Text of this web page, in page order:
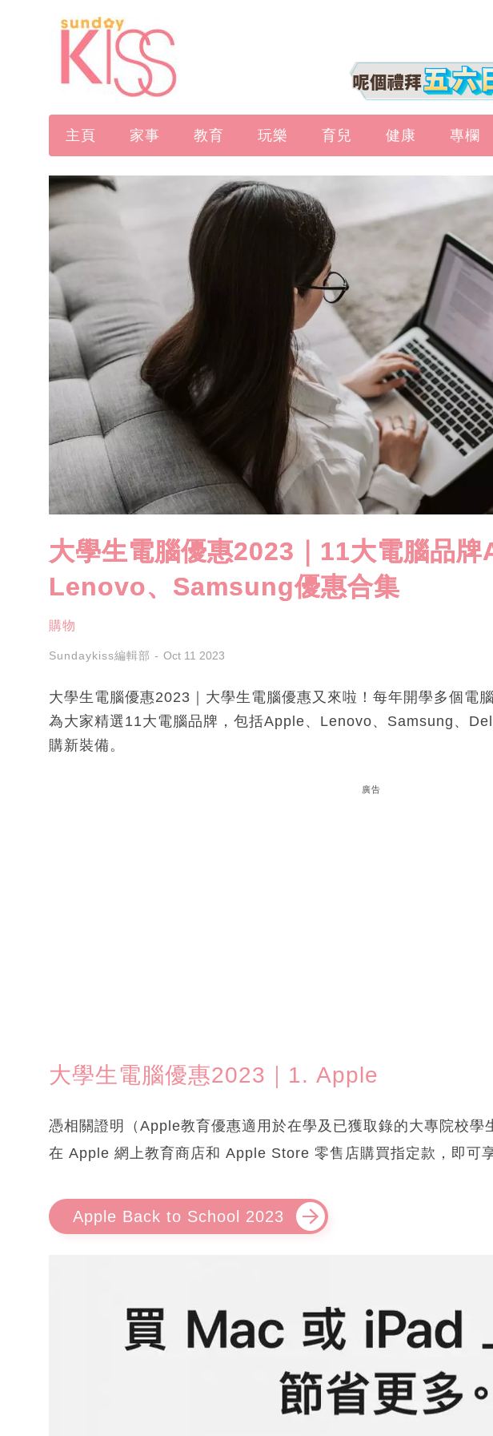
主頁 家事 教育 玩樂 育兒 健康 專欄
大學生電腦優惠2023｜11大電腦品牌
Lenovo、Samsung優惠合集
購物
Sundaykiss編輯部 Oct 11 2023
大學生電腦優惠2023｜大學生電腦優惠又來啦！每年開學多個電
為大家精選11大電腦品牌，包括Apple、Lenovo、Samsung、
購新裝備。
廣告
大學生電腦優惠2023｜1. Apple
憑相關證明（Apple教育優惠適用於在學及已獲取錄的大專院校學
在 Apple 網上教育商店和 Apple Store 零售店購買指定款，即可
Apple Back to School 2023